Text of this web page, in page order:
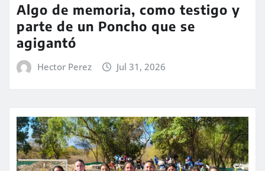
Algo de memoria, como testigo y
parte de un Poncho que se
agigantó
Hector Perez Jul 31, 2026